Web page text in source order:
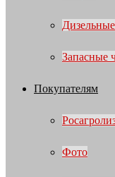
Запасные
Покупателям
Фото